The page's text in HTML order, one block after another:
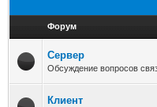
Форум
Сервер
Обсуждение вопросов
Клиент